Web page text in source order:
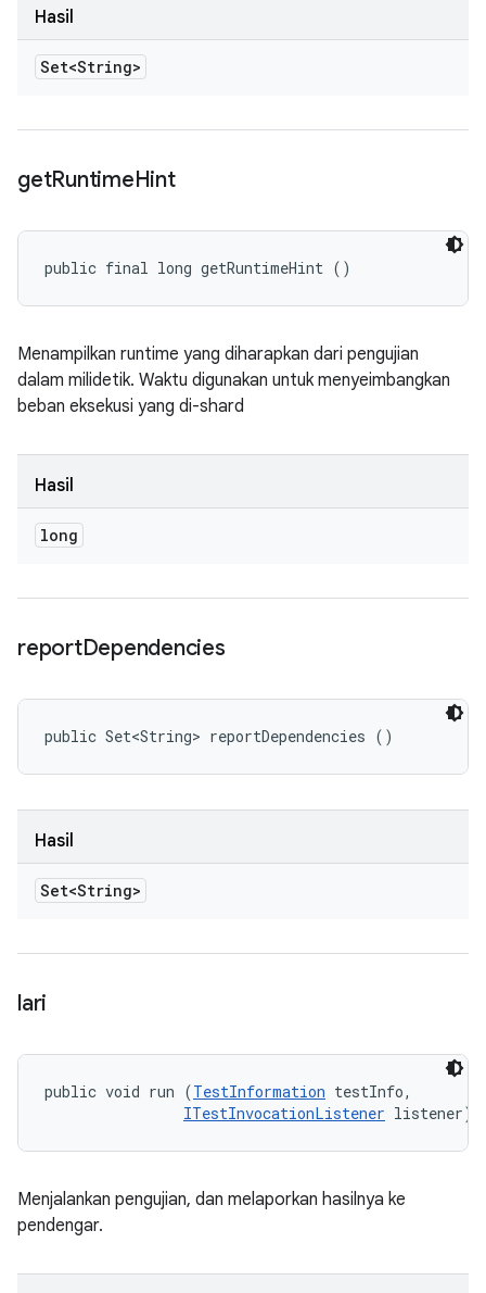
Hasil
Set<String>
getRuntimeHint
public final long getRuntimeHint ()
Menampilkan runtime yang diharapkan dari pengujian
dalam milidetik. Waktu digunakan untuk menyeimbangkan
beban eksekusi yang di-shard
Hasil
long
reportDependencies
public Set<String> reportDependencies ()
Hasil
Set<String>
lari
public void run (TestInformation testInfo,
ITestInvocationListener listener)
Menjalankan pengujian, dan melaporkan hasilnya ke
pendengar.